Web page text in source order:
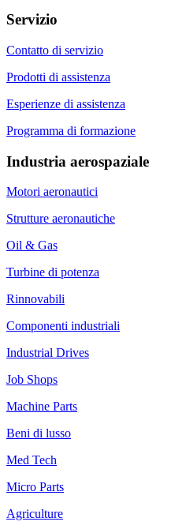
Servizio
Contatto di servizio
Prodotti di assistenza
Esperienze di assistenza
Programma di formazione
Industria aerospaziale
Motori aeronautici
Strutture aeronautiche
Oil & Gas
Turbine di potenza
Rinnovabili
Componenti industriali
Industrial Drives
Job Shops
Machine Parts
Beni di lusso
Med Tech
Micro Parts
Agriculture